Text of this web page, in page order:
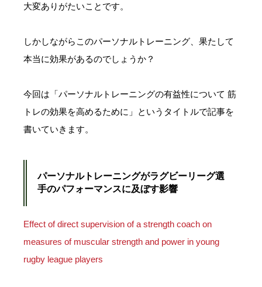
大変ありがたいことです。
しかしながらこのパーソナルトレーニング、果たして
本当に効果があるのでしょうか？
今回は「パーソナルトレーニングの有益性について 筋
トレの効果を高めるために」というタイトルで記事を
書いていきます。
パーソナルトレーニングがラグビーリーグ選
手のパフォーマンスに及ぼす影響
Effect of direct supervision of a strength coach on
measures of muscular strength and power in young
rugby league players